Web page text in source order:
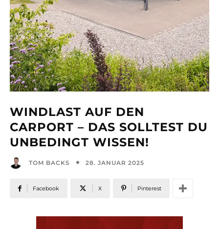
WINDLAST AUF DEN
CARPORT – DAS SOLLTEST DU
UNBEDINGT WISSEN!
TOM BACKS 28. JANUAR 2025
Facebook X Pinterest